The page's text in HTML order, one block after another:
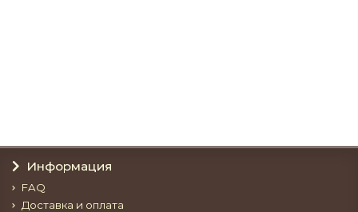
Информация
FAQ
Доставка и оплата